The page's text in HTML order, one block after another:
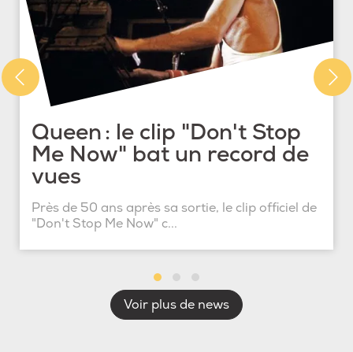
Queen : le clip "Don't Stop
Me Now" bat un record de
vues
Près de 50 ans après sa sortie, le clip officiel de
"Don't Stop Me Now" c...
Voir plus de news